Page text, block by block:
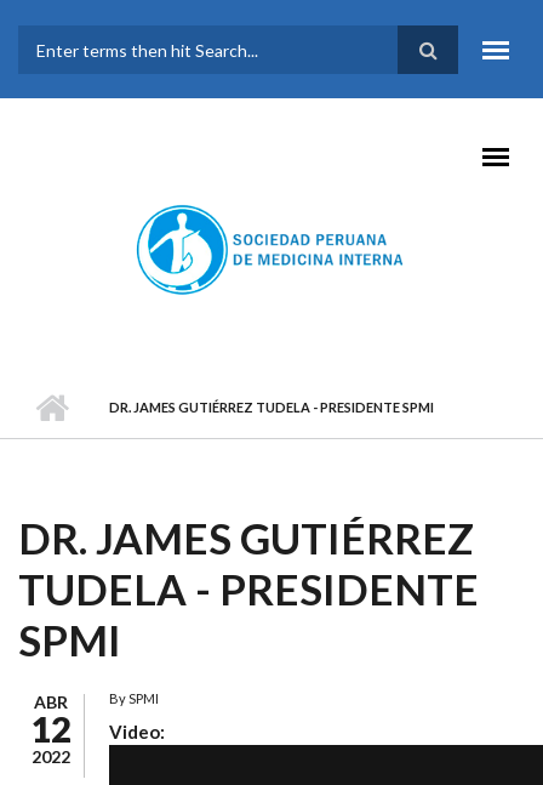
FORMULARIO DE
BÚSQUEDA
DR. JAMES GUTIÉRREZ TUDELA - PRESIDENTE SPMI
DR. JAMES GUTIÉRREZ
TUDELA - PRESIDENTE
SPMI
ABR
12
2022
BySPMI
Video: